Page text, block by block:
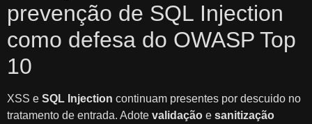
prevenção de SQL Injection
como defesa do OWASP Top
10
XSS e SQL Injection continuam presentes por descuido no
tratamento de entrada. Adote validação e sanitização